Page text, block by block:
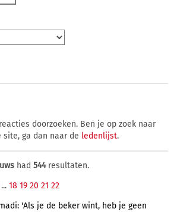
doorzoeken. Ben je op zoek naar
ga dan naar de ledenlijst.
had 544resultaten.
... 18 19 20 21 22
'Als je de beker wint, heb je geen